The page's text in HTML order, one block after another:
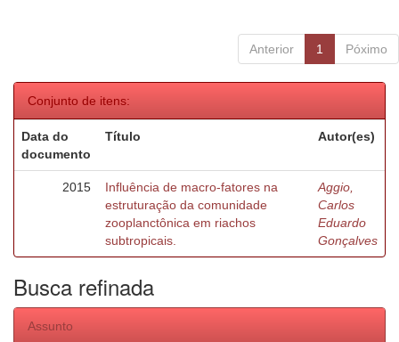
Anterior 1 Póximo
Conjunto de itens:
Data do
documento
Título Autor(es)
2015
Influência de macro-fatores na
estruturação da comunidade
zooplanctônica em riachos
subtropicais.
Aggio,
Carlos
Eduardo
Gonçalves
Busca refinada
Assunto